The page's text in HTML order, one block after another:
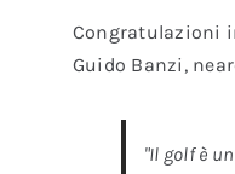
Congratulazioni
Guido Banzi,
"Il golf è